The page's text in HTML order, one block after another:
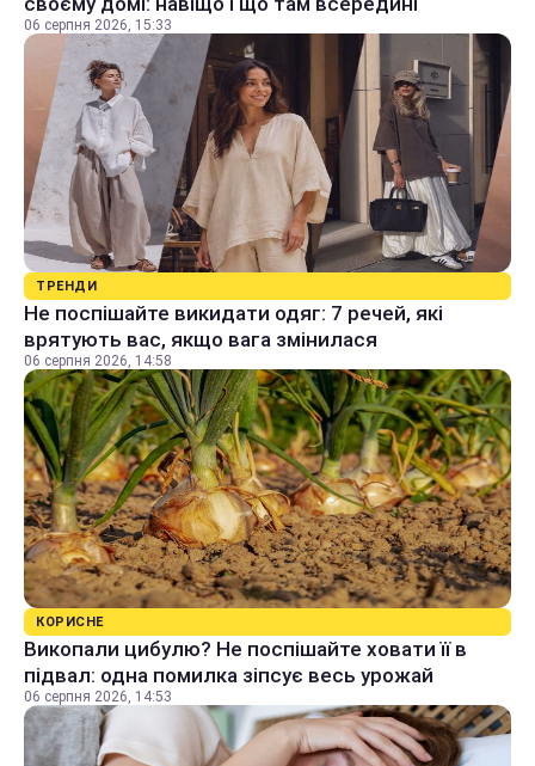
06 серпня 2026, 15:33
ТРЕНДИ
Не поспішайте викидати одяг: 7 речей, які
врятують вас, якщо вага змінилася
06 серпня 2026, 14:58
КОРИСНЕ
Викопали цибулю? Не поспішайте ховати її в
підвал: одна помилка зіпсує весь урожай
06 серпня 2026, 14:53